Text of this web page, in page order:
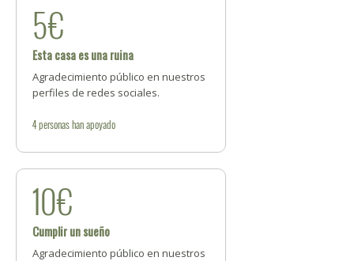
5€
Esta casa es una ruina
Agradecimiento público en nuestros
perfiles de redes sociales.
4personashan apoyado
10€
Cumplir un sueño
Agradecimiento público en nuestros